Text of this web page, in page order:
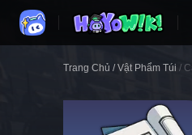
Trang Chủ / Vật Phẩm Túi /